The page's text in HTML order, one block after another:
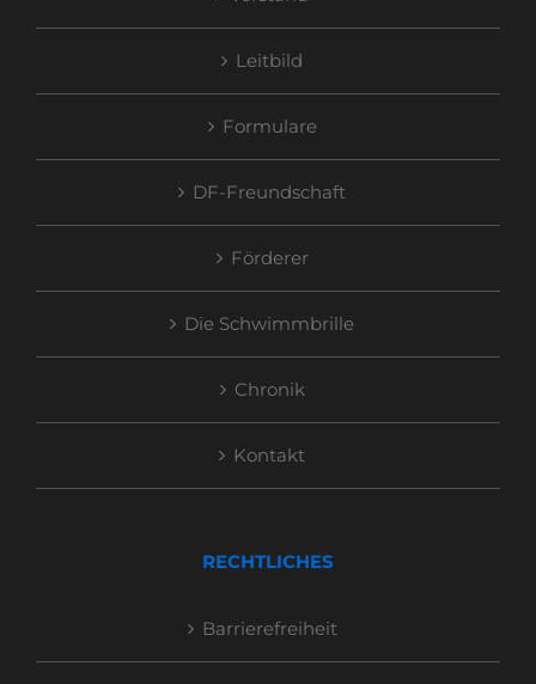
Leitbild
Formulare
DF-Freundschaft
Förderer
Die Schwimmbrille
Chronik
Kontakt
RECHTLICHES
Barrierefreiheit